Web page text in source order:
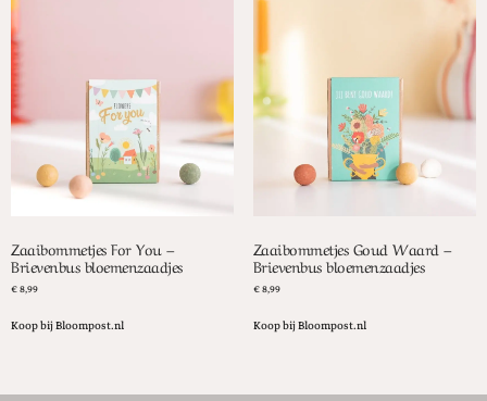
Zaaibommetjes For You –
Brievenbus bloemenzaadjes
€8,99
Koop bij Bloompost.nl
Zaaibommetjes Goud Waard –
Brievenbus bloemenzaadjes
€8,99
Koop bij Bloompost.nl